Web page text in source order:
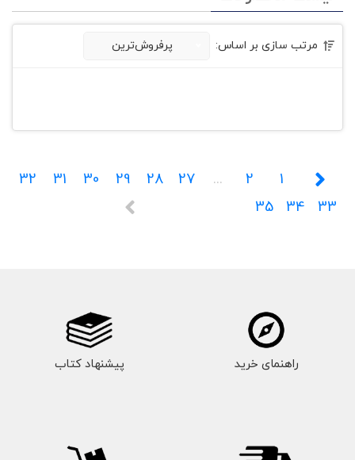
مرتب سازی بر اساس: پرفروش‌ترین
1
2
...
27
28
29
30
31
32
33
34
35
راهنمای خرید پیشنهاد کتاب